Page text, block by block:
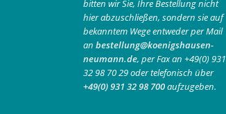
bitten wir Sie, Ihre Bestellung nicht
hier abzuschließen, sondern sie auf
bekanntem Wege entweder per Mail
an bestellung@koenigshausen-
neumann.de, per Fax an +49(0) 931
32 98 70 29 oder telefonisch über
+49(0) 931 32 98 700aufzugeben.